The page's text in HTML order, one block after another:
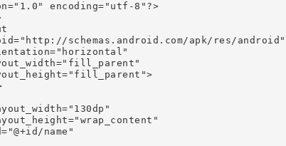
encoding="utf-8"?>
schemas.android.com/apk/res/android"
name"